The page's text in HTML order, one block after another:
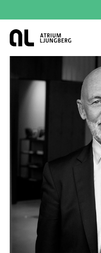
Hem